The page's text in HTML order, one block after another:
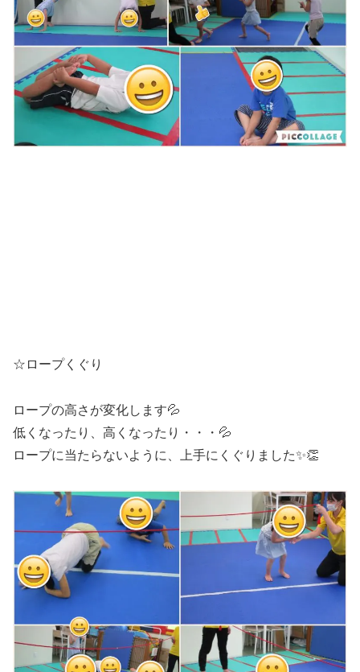
☆ロープくぐり
ロープの高さが変化します💦
低くなったり、高くなったり・・・💦
ロープに当たらないように、上手にくぐりました✨👏